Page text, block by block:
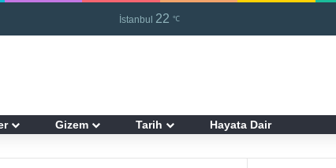
İstanbul 22 ℃
Gizem Tarih Hayata Dair